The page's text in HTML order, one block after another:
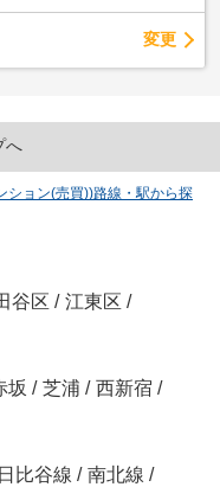
変更
へ
ション(売買))路線・駅から探
谷区 / 江東区 /
坂 / 芝浦 / 西新宿 /
日比谷線 / 南北線 /